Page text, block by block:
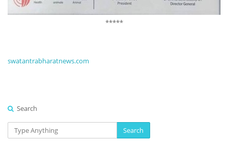
*****
swatantrabharatnews.com
Search
Search